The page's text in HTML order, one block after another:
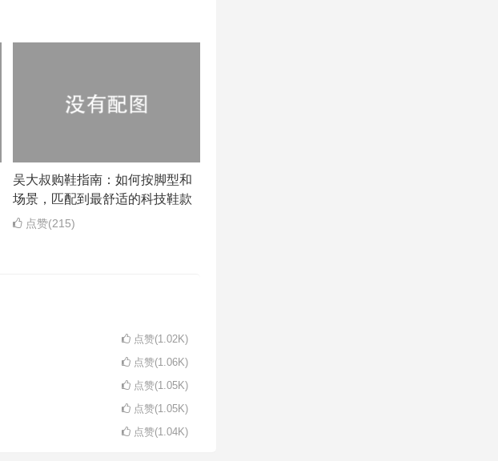
吴大叔购鞋指南：如何按脚型和
场景，匹配到最舒适的科技鞋款
点赞(215)
点赞(1.02K)
点赞(1.06K)
点赞(1.05K)
点赞(1.05K)
点赞(1.04K)